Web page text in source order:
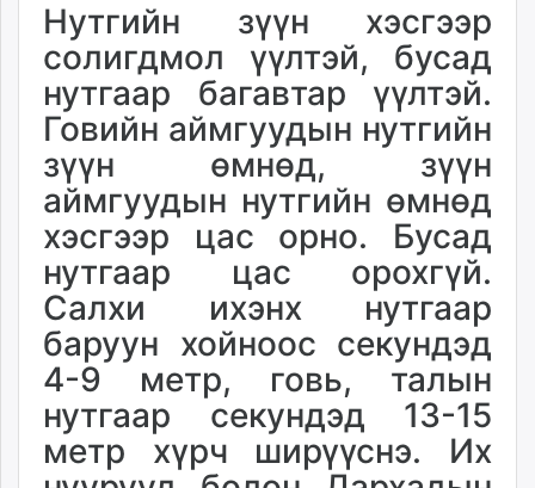
ugluu.mn
urlag.mn
asu.mn
shudarga.mn
shuurhai.mn
unuudur.mn
isee.mn
fact.mn
itoim.mn
tumen.mn
shuum.mn
times.mn
tvmongolia.mn
mass.mn
Нутгийн зүүн хэсгээр
солигдмол үүлтэй, бусад
нутгаар багавтар үүлтэй.
Говийн аймгуудын нутгийн
зүүн өмнөд, зүүн
аймгуудын нутгийн өмнөд
хэсгээр цас орно. Бусад
нутгаар цас орохгүй.
Салхи ихэнх нутгаар
баруун хойноос секундэд
4-9 метр, говь, талын
нутгаар секундэд 13-15
метр хүрч ширүүснэ. Их